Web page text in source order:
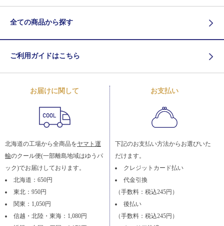
全ての商品から探す
ご利用ガイドはこちら
お届けに関して
北海道の工場から全商品をヤマト運
輸のクール便(一部離島地域はゆうパ
ック)でお届けしております。
北海道：650円
東北：950円
関東：1,050円
信越・北陸・東海：1,080円
お支払い
下記のお支払い方法からお選びいた
だけます。
クレジットカード払い
代金引換
（手数料：税込245円）
後払い
（手数料：税込245円）